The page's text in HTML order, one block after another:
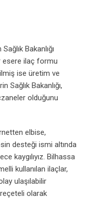
Bakanlığı
esere ilaç formu
ise üretim ve
Sağlık Bakanlığı,
olduğunu
elbise,
desteği ismi altında
kaygılıyız. Bilhassa
kullanılan ilaçlar,
ulaşılabilir
reçeteli olarak